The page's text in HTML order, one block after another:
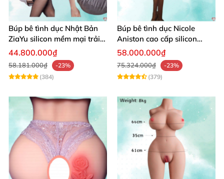
Búp bê tình dục Nhật Bản
ZiaYu silicon mềm mại trải
nghiệm thật
44.800.000₫
58.181.000₫
-23%
(384)
Búp bê tình dục Nicole
Aniston cao cấp silicon
mềm mại giá tốt
58.000.000₫
75.324.000₫
-23%
(379)